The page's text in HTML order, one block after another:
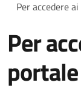
Per accedere
Per